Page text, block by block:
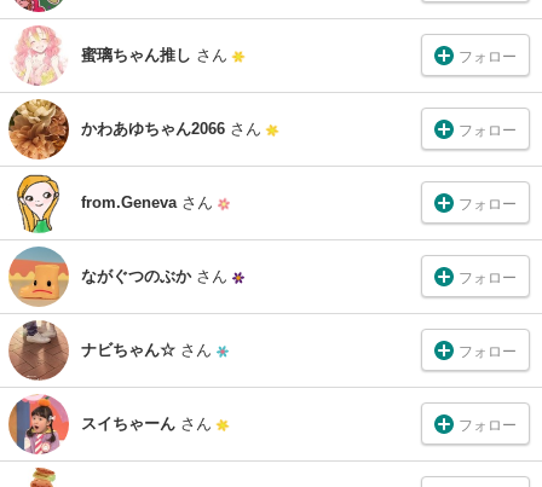
蜜璃ちゃん推し さん フォロー
かわあゆちゃん2066 さん フォロー
from.Geneva さん フォロー
ながぐつのぶか さん フォロー
ナビちゃん☆ さん フォロー
スイちゃーん さん フォロー